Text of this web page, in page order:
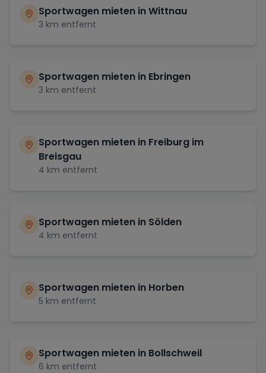
Sportwagen mieten inWittnau
3 km entfernt
Sportwagen mieten in Ebringen
3 km entfernt
Sportwagen mieten in Freiburg im
Breisgau
4 km entfernt
Sportwagen mieten in Sölden
4 km entfernt
Sportwagen mieten in Horben
5 km entfernt
Sportwagen mieten in Bollschweil
6 km entfernt